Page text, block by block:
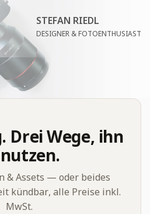
STEFAN RIEDL
DESIGNER & FOTOENTHUSIAST
Drei Wege, ihn
& Assets — oder beides
kündbar, alle Preise inkl.
MwSt.